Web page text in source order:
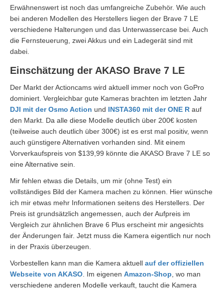
Erwähnenswert ist noch das umfangreiche Zubehör. Wie auch
bei anderen Modellen des Herstellers liegen der Brave 7 LE
verschiedene Halterungen und das Unterwassercase bei. Auch
die Fernsteuerung, zwei Akkus und ein Ladegerät sind mit
dabei.
Einschätzung der AKASO Brave 7 LE
Der Markt der Actioncams wird aktuell immer noch von GoPro
dominiert. Vergleichbar gute Kameras brachten im letzten Jahr
DJI mit der Osmo Action und INSTA360 mit der ONE R auf
den Markt. Da alle diese Modelle deutlich über 200€ kosten
(teilweise auch deutlich über 300€) ist es erst mal positiv, wenn
auch günstigere Alternativen vorhanden sind. Mit einem
Vorverkaufspreis von $139,99 könnte die AKASO Brave 7 LE so
eine Alternative sein.
Mir fehlen etwas die Details, um mir (ohne Test) ein
vollständiges Bild der Kamera machen zu können. Hier wünsche
ich mir etwas mehr Informationen seitens des Herstellers. Der
Preis ist grundsätzlich angemessen, auch der Aufpreis im
Vergleich zur ähnlichen Brave 6 Plus erscheint mir angesichts
der Änderungen fair. Jetzt muss die Kamera eigentlich nur noch
in der Praxis überzeugen.
Vorbestellen kann man die Kamera aktuell auf der offiziellen
Webseite von AKASO . Im eigenen Amazon-Shop , wo man
verschiedene anderen Modelle verkauft, taucht die Kamera